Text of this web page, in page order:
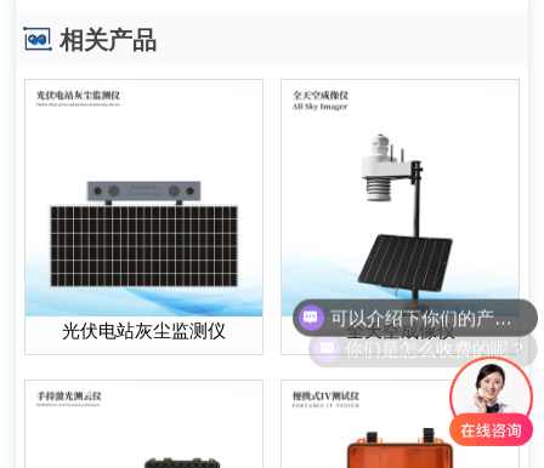
相关产品
光伏电站灰尘监测仪 全天空成像仪
可以介绍下你们的产品么？
你们是怎么收费的呢？